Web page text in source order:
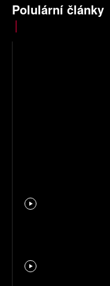
Polulární články